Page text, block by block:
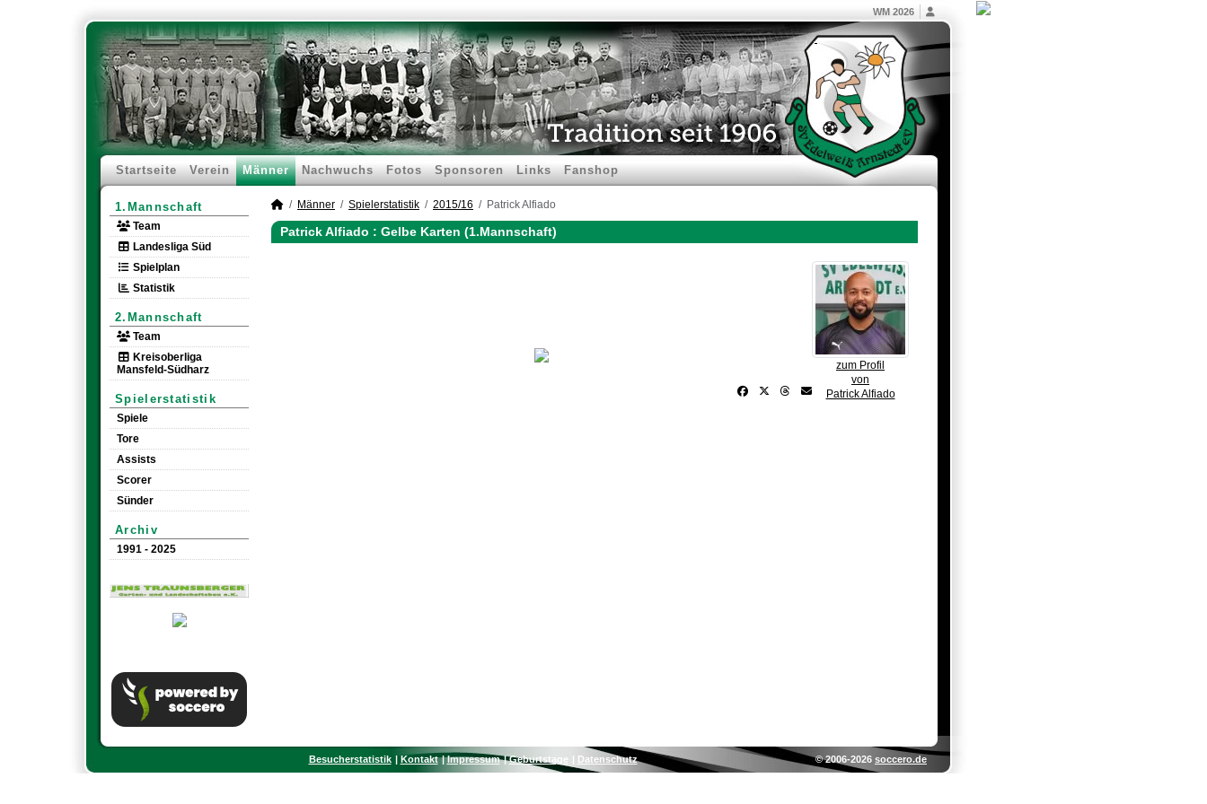
WM 2026
Startseite Verein Männer Nachwuchs Fotos Sponsoren Links Fanshop
1.Mannschaft
Team
Landesliga Süd
Spielplan
Statistik
2.Mannschaft
Team
Kreisoberliga
Mansfeld-Südharz
Spielerstatistik
Spiele
Tore
Assists
Scorer
Sünder
Archiv
1991 - 2025
Männer Spielerstatistik 2015/16 Patrick Alfiado
Patrick Alfiado : Gelbe Karten (1.Mannschaft)
zum Profil
von
Patrick Alfiado
Besucherstatistik Kontakt Impressum Geburtstage Datenschutz © 2006-2026 soccero.de